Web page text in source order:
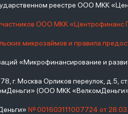
реестре ООО МКК
участников ООО МКК «Центрофинанс
микрозаймов и правила
«Микрофинансирование и
г. Москва Орликов переулок, д.5,
(ООО МКК
№ 001603111007724 от